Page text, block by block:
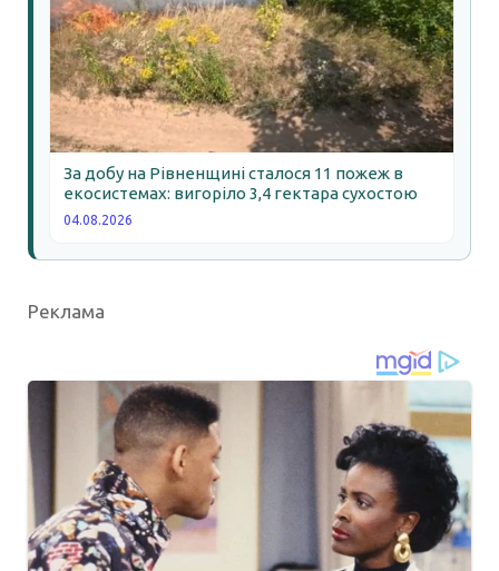
За добу на Рівненщині сталося 11 пожеж в
екосистемах: вигоріло 3,4 гектара сухостою
04.08.2026
Реклама